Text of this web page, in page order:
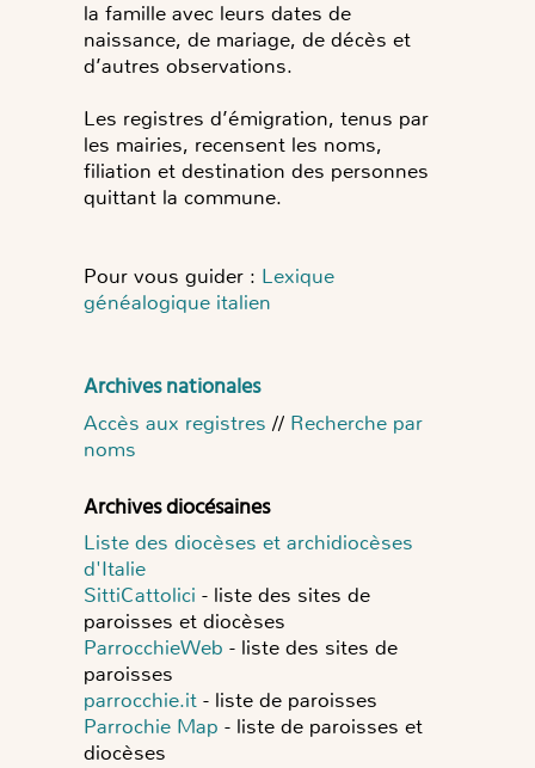
la famille avec leurs dates de
naissance, de mariage, de décès et
d’autres observations.
Les registres d’émigration, tenus par
les mairies, recensent les noms,
filiation et destination des personnes
quittant la commune.
Pour vous guider : Lexique
généalogique italien
Archives nationales
Accès aux registres // Recherche par
noms
Archives diocésaines
Liste des diocèses et archidiocèses
d'Italie
SittiCattolici - liste des sites de
paroisses et diocèses
ParrocchieWeb - liste des sites de
paroisses
parrocchie.it - liste de paroisses
Parrochie Map - liste de paroisses et
diocèses